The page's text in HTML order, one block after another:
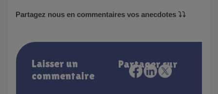
Partagez nous en commentaires vos anecdotes ⤵️⤵️
Laisser un
commentaire
Partager sur